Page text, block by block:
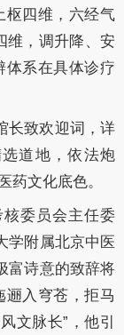
枢四维，六经气
维，调升降、安
体系在具体诊疗
长致欢迎词，详
道地，依法炮
药文化底色。
委员会主任委
学附属北京中医
富诗意的致辞将
逦入穹苍，拒马
文脉长”，他引